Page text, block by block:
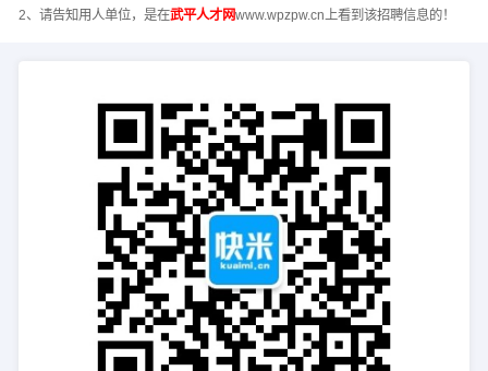
2、请告知用人单位，是在武平人才网www.wpzpw.cn上看到该招聘信息的！